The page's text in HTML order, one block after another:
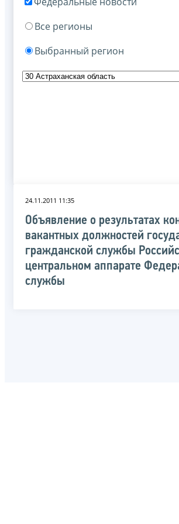
Все регионы
Выбранный регион
24.11.2011 11:35
Объявление о результатах
вакантных должностей
гражданской службы
центральном аппарате
службы